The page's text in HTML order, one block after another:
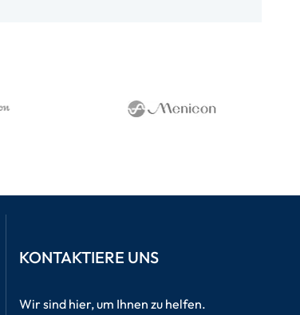
KONTAKTIERE UNS
Wir sind hier, um Ihnen zu helfen.